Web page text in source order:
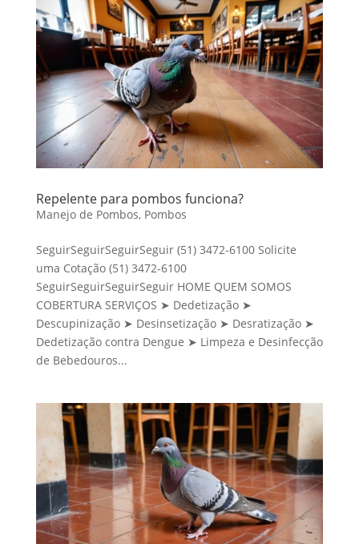
Repelente para pombos funciona?
Manejo de Pombos, Pombos
SeguirSeguirSeguirSeguir (51) 3472-6100 Solicite
uma Cotação (51) 3472-6100
SeguirSeguirSeguirSeguir HOME QUEM SOMOS
COBERTURA SERVIÇOS ➤ Dedetização ➤
Descupinização ➤ Desinsetização ➤ Desratização ➤
Dedetização contra Dengue ➤ Limpeza e Desinfecção
de Bebedouros...